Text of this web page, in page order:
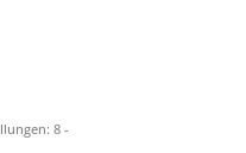
8 -